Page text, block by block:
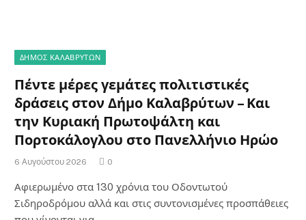
ΔΗΜΟΣ ΚΑΛΑΒΡΥΤΩΝ
Πέντε μέρες γεμάτες πολιτιστικές
δράσεις στον Δήμο Καλαβρύτων – Και
την Κυριακή Πρωτοψάλτη και
Πορτοκάλογλου στο Πανελλήνιο Ηρώο
6 Αυγούστου 2026 0
Αφιερωμένο στα 130 χρόνια του Οδοντωτού
Σιδηροδρόμου αλλά και στις συντονισμένες προσπάθειες